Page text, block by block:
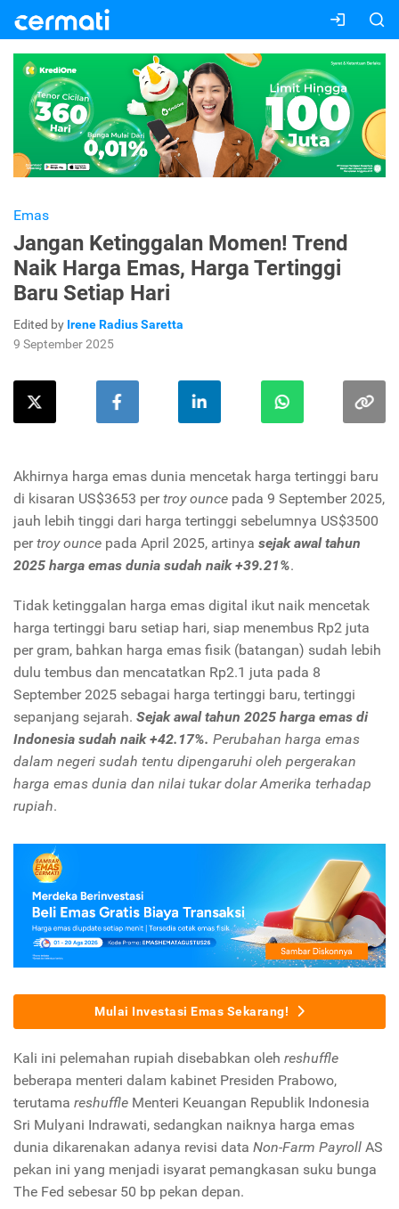
Emas
Jangan Ketinggalan Momen! Trend
Naik Harga Emas, Harga Tertinggi
Baru Setiap Hari
Edited by Irene Radius Saretta
9 September 2025
Akhirnya harga emas dunia mencetak harga tertinggi baru
di kisaran US$3653 pertroy ounce pada 9 September 2025,
jauh lebih tinggi dari harga tertinggi sebelumnya US$3500
pertroy ounce pada April 2025, artinya sejak awal tahun
2025 harga emas dunia sudah naik +39.21%.
Tidak ketinggalan harga emas digital ikut naik mencetak
harga tertinggi baru setiap hari, siap menembus Rp2 juta
per gram, bahkan harga emas fisik (batangan) sudah lebih
dulu tembus dan mencatatkan Rp2.1 juta pada 8
September 2025 sebagai harga tertinggi baru, tertinggi
sepanjang sejarah. Sejak awal tahun 2025 harga emas di
Indonesia sudah naik +42.17%. Perubahan harga emas
dalam negeri sudah tentu dipengaruhi oleh pergerakan
harga emas dunia dan nilai tukar dolar Amerika terhadap
rupiah.
Mulai Investasi Emas Sekarang!
Kali ini pelemahan rupiah disebabkan oleh reshuffle
beberapa menteri dalam kabinet Presiden Prabowo,
terutama reshuffle Menteri Keuangan Republik Indonesia
Sri Mulyani Indrawati, sedangkan naiknya harga emas
dunia dikarenakan adanya revisi data Non-Farm Payroll AS
pekan ini yang menjadi isyarat pemangkasan suku bunga
The Fed sebesar 50 bp pekan depan.